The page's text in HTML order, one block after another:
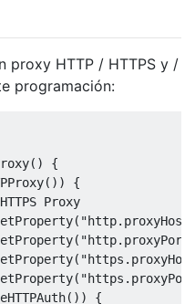
proxy HTTP / HTTPS y /
programación:
()
{
())
{
Proxy
(
(
(
(
()) {